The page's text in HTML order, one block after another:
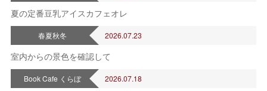
春夏秋冬
Book Cafe くらぼ
2026年 8月
夏の定番豆乳アイスカフェオレ
春夏秋冬 2026.07.23
室内からの景色を確認して
Book Cafe くらぼ 2026.07.18